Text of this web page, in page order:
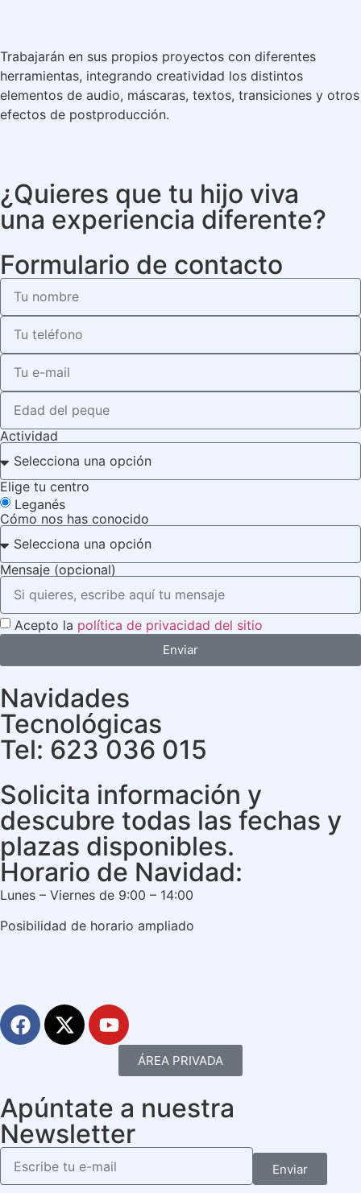
Trabajarán en sus propios proyectos con diferentes
herramientas, integrando creatividad los distintos
elementos de audio, máscaras, textos, transiciones y otros
efectos de postproducción.
¿Quieres que tu hijo viva
una experiencia diferente?
Formulario de contacto
Actividad
Elige tu centro
Leganés
Cómo nos has conocido
Mensaje (opcional)
Acepto la política de privacidad del sitio
Enviar
Navidades
Tecnológicas
Tel: 623 036 015
Solicita información y
descubre todas las fechas y
plazas disponibles.
Horario de Navidad:
Lunes – Viernes de 9:00 – 14:00
Posibilidad de horario ampliado
ÁREA PRIVADA
Apúntate a nuestra
Newsletter
Enviar